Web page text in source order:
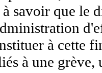
savoir que le
à cette
à une